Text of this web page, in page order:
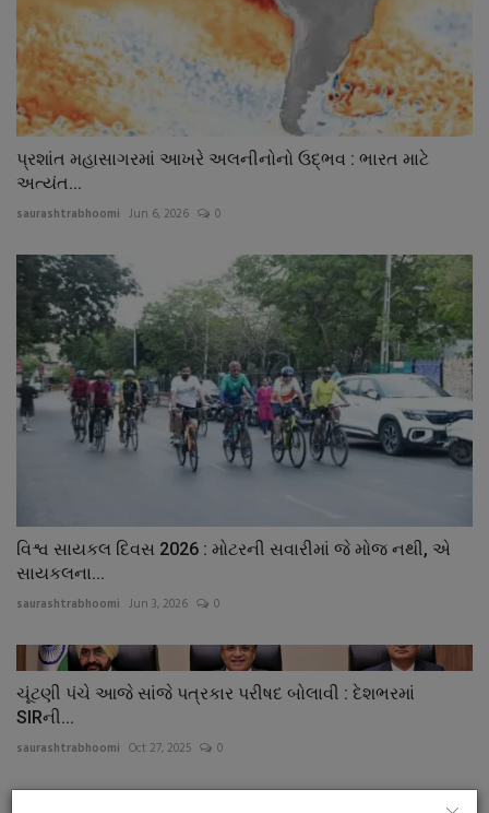
પ્રશાંત મહાસાગરમાં આખરે અલનીનોનો ઉદ્ભવ : ભારત માટે
અત્યંત...
saurashtrabhoomi Jun 6, 2026 0
વિશ્વ સાયકલ દિવસ 2026 : મોટરની સવારીમાં જે મોજ નથી, એ
સાયકલના...
saurashtrabhoomi Jun 3, 2026 0
ચૂંટણી પંચે આજે સાંજે પત્રકાર પરીષદ બોલાવી : દેશભરમાં
SIRની...
saurashtrabhoomi Oct 27, 2025 0